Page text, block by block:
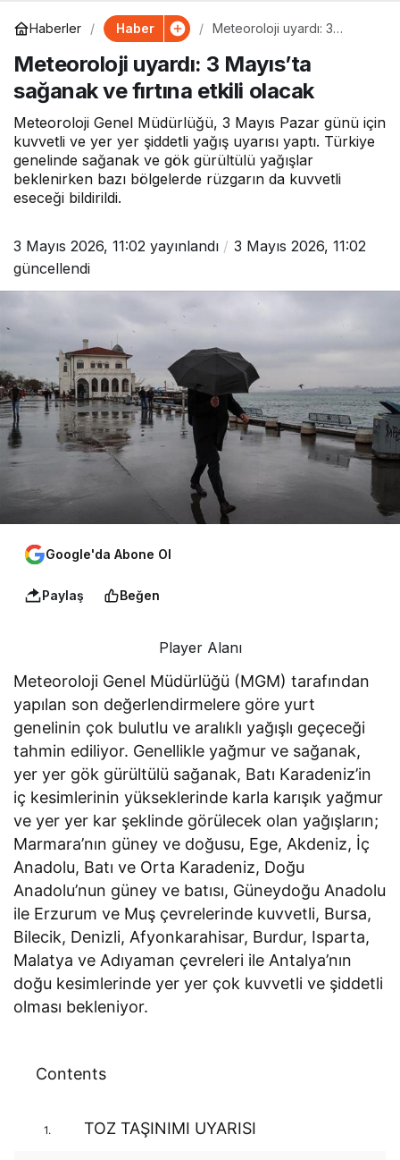
Haberler Haber
Meteoroloji uyardı: 3
etkili olacak
Meteoroloji uyardı: 3 Mayıs’ta
sağanak ve fırtına etkili olacak
Meteoroloji Genel Müdürlüğü, 3 Mayıs Pazar günü için
kuvvetli ve yer yer şiddetli yağış uyarısı yaptı. Türkiye
genelinde sağanak ve gök gürültülü yağışlar
beklenirken bazı bölgelerde rüzgarın da kuvvetli
eseceği bildirildi.
3 Mayıs 2026, 11:02 yayınlandı
3 Mayıs 2026, 11:02
güncellendi
Google'da Abone Ol
Paylaş Beğen
Player Alanı
Meteoroloji Genel Müdürlüğü (MGM) tarafından
yapılan son değerlendirmelere göre yurt
genelinin çok bulutlu ve aralıklı yağışlı geçeceği
tahmin ediliyor. Genellikle yağmur ve sağanak,
yer yer gök gürültülü sağanak, Batı Karadeniz’in
iç kesimlerinin yükseklerinde karla karışık yağmur
ve yer yer kar şeklinde görülecek olan yağışların;
Marmara’nın güney ve doğusu, Ege, Akdeniz, İç
Anadolu, Batı ve Orta Karadeniz, Doğu
Anadolu’nun güney ve batısı, Güneydoğu Anadolu
ile Erzurum ve Muş çevrelerinde kuvvetli, Bursa,
Bilecik, Denizli, Afyonkarahisar, Burdur, Isparta,
Malatya ve Adıyaman çevreleri ile Antalya’nın
doğu kesimlerinde yer yer çok kuvvetli ve şiddetli
olması bekleniyor.
Contents
1. TOZ TAŞINIMI UYARISI